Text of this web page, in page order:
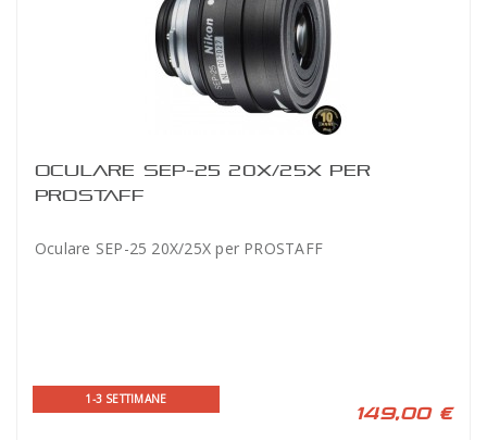
OCULARE SEP-25 20X/25X PER
PROSTAFF
Oculare SEP-25 20X/25X per PROSTAFF
1-3 SETTIMANE
149,00 €